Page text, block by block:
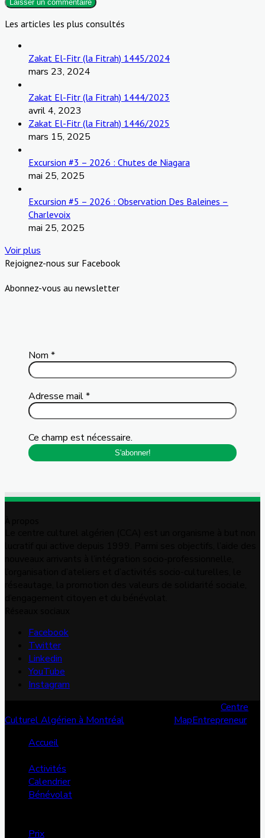
Les articles les plus consultés
Zakat El-Fitr (la Fitrah) 1445/2024
mars 23, 2024
Zakat El-Fitr (la Fitrah) 1444/2023
avril 4, 2023
Zakat El-Fitr (la Fitrah) 1446/2025
mars 15, 2025
Excursion #3 – 2026 : Chutes de Niagara
mai 25, 2025
Excursion #5 – 2026 : Observation Des Baleines –
Charlevoix
mai 25, 2025
Voir plus
Rejoignez-nous sur Facebook
Abonnez-vous au newsletter
Nom *
Adresse mail*
Ce champ est nécessaire.
Facebook
Twitter
Linkedin
YouTube
Instagram
Centre
Culturel Algérien à Montréal
MapEntrepreneur
Accueil
Activités
Calendrier
Bénévolat
Prix